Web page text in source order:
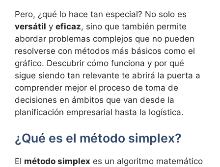
Pero, ¿qué lo hace tan especial? No solo es
versátil y eficaz, sino que también permite
abordar problemas complejos que no pueden
resolverse con métodos más básicos como el
gráfico. Descubrir cómo funciona y por qué
sigue siendo tan relevante te abrirá la puerta a
comprender mejor el proceso de toma de
decisiones en ámbitos que van desde la
planificación empresarial hasta la logística.
¿Qué es el método simplex?
El método simplex es un algoritmo matemático